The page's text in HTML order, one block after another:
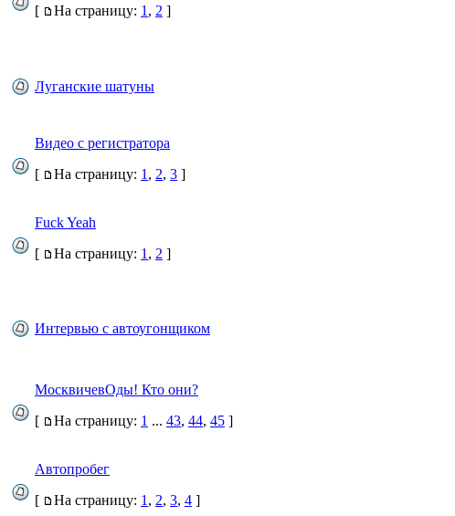
[
На страницу: 1 , 2 ]
Луганские шатуны
Видео с регистратора
[
На страницу: 1 , 2, 3 ]
Fuck Yeah
[
На страницу: 1 , 2 ]
Интервью с автоугонщиком
МосквичевОды! Кто они?
[
На страницу: 1 ... 43, 44, 45 ]
Автопробег
[
На страницу: 1 , 2, 3, 4 ]